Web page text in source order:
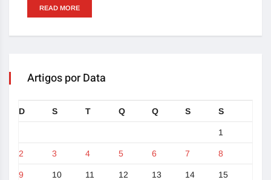
READ MORE
Artigos por Data
D S T Q Q S S
1
2 3 4 5 6 7 8
9 10 11 12 13 14 15